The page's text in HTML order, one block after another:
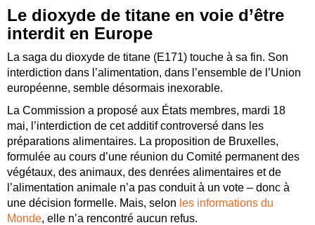
Le dioxyde de titane en voie d’être
interdit en Europe
La saga du dioxyde de titane (E171) touche à sa fin. Son
interdiction dans l’alimentation, dans l’ensemble de l’Union
européenne, semble désormais inexorable.
La Commission a proposé aux États membres, mardi 18
mai, l’interdiction de cet additif controversé dans les
préparations alimentaires. La proposition de Bruxelles,
formulée au cours d’une réunion du Comité permanent des
végétaux, des animaux, des denrées alimentaires et de
l’alimentation animale n’a pas conduit à un vote – donc à
une décision formelle. Mais, selon les informations du
Monde, elle n’a rencontré aucun refus.